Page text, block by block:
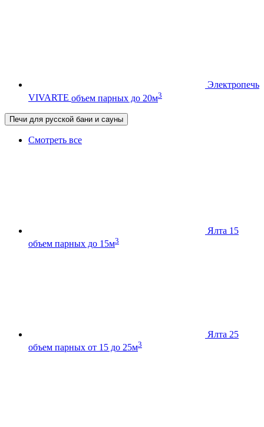
Электропечь
VIVARTE объем парных до 20м3
Печи для русской бани и сауны
Смотреть все
Ялта 15
объем парных до 15м3
Ялта 25
объем парных от 15 до 25м3